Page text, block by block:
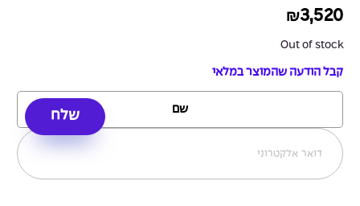
₪3,520
Out of stock
קבל הודעה שהמוצר במלאי